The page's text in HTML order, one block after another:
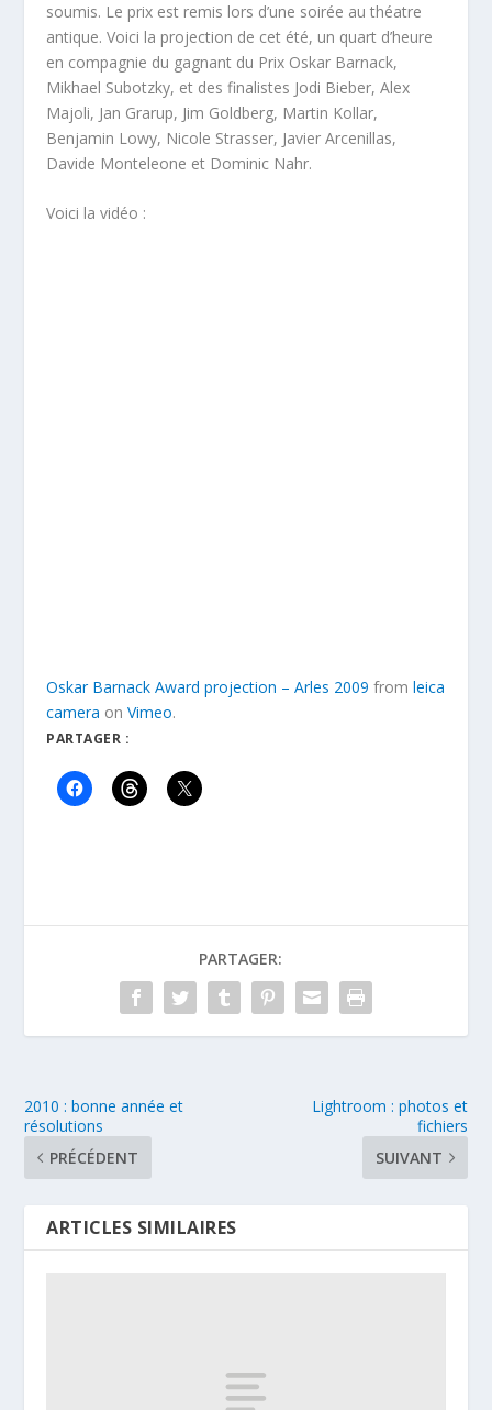
soumis. Le prix est remis lors d’une soirée au théatre
antique. Voici la projection de cet été, un quart d’heure
en compagnie du gagnant du Prix Oskar Barnack,
Mikhael Subotzky, et des finalistes Jodi Bieber, Alex
Majoli, Jan Grarup, Jim Goldberg, Martin Kollar,
Benjamin Lowy, Nicole Strasser, Javier Arcenillas,
Davide Monteleone et Dominic Nahr.
Voici la vidéo :
Oskar Barnack Award projection – Arles 2009 fromleica
camera onVimeo.
PARTAGER :
PARTAGER:
2010 : bonne année et
résolutions
PRÉCÉDENT
Lightroom : photos et
fichiers
SUIVANT
ARTICLES SIMILAIRES